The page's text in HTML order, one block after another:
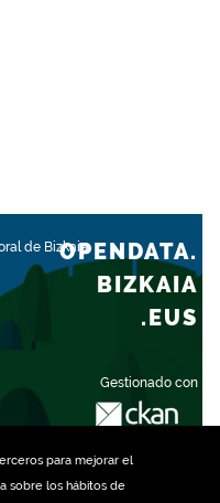
para mejorar el
sobre los hábitos de
de Bizkaia
Gestionado con
OPENDATA.
BIZKAIA
.EUS